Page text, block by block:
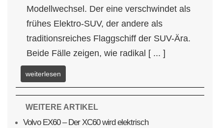
Modellwechsel. Der eine verschwindet als
frühes Elektro-SUV, der andere als
traditionsreiches Flaggschiff der SUV-Ära.
Beide Fälle zeigen, wie radikal [ ... ]
weiterlesen
WEITERE ARTIKEL
Volvo EX60 – Der XC60 wird elektrisch